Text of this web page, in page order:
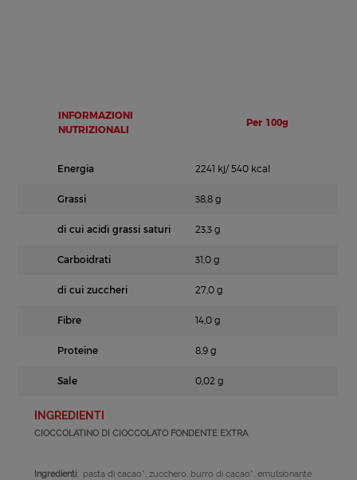
INFORMAZIONI
NUTRIZIONALI
Per 100g
Energia 2241 kj/ 540 kcal
Grassi 38,8 g
di cui acidi grassi saturi 23,3 g
Carboidrati 31,0 g
di cui zuccheri 27,0 g
Fibre 14,0 g
Proteine 8,9 g
Sale 0,02 g
INGREDIENTI
CIOCCOLATINO DI CIOCCOLATO FONDENTE EXTRA
Ingredienti: pasta di cacao*, zucchero, burro di cacao*, emulsionante